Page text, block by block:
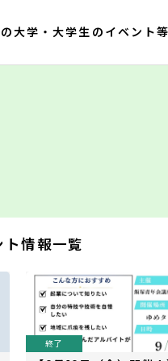
大学・大学生のイベント
情報一覧
終了